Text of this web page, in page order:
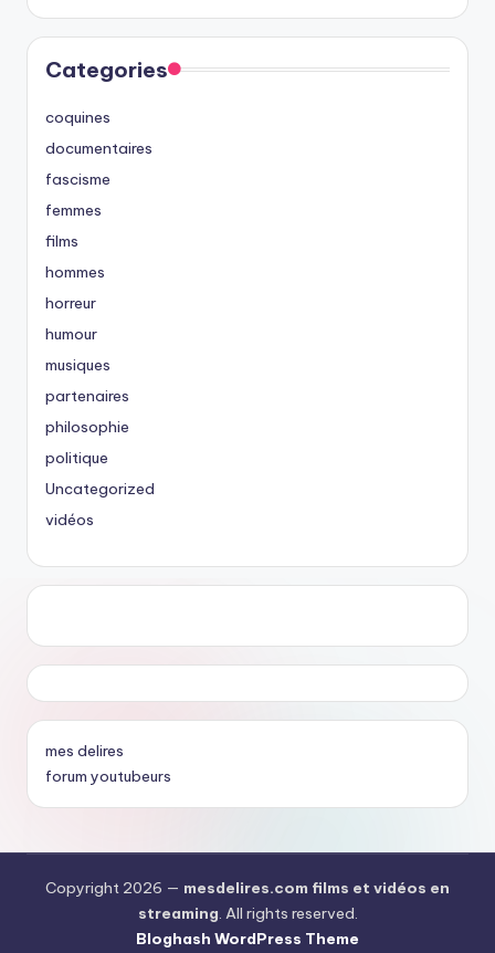
Categories
coquines
documentaires
fascisme
femmes
films
hommes
horreur
humour
musiques
partenaires
philosophie
politique
Uncategorized
vidéos
mes delires
forum youtubeurs
Copyright 2026 — mesdelires.com films et vidéos en
streaming. All rights reserved.
Bloghash WordPress Theme